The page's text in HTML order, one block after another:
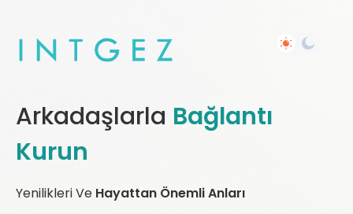
Arkadaşlarla Bağlantı
Kurun
Yenilikleri Ve Hayattan Önemli Anları